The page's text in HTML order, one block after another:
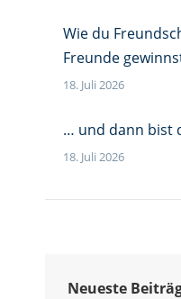
Wie du
Freunde
18. Juli 2026
… und dann bist
18. Juli 2026
Neueste